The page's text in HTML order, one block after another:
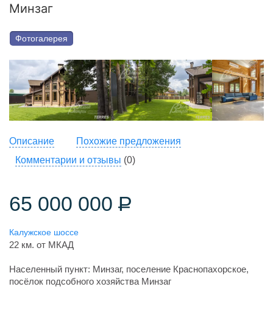
Минзаг
Фотогалерея
Описание
Похожие предложения
Комментарии и отзывы (0)
65 000 000 Р
Калужское шоссе
22 км. от МКАД
Населенный пункт: Минзаг, поселение Краснопахорское,
посёлок подсобного хозяйства Минзаг